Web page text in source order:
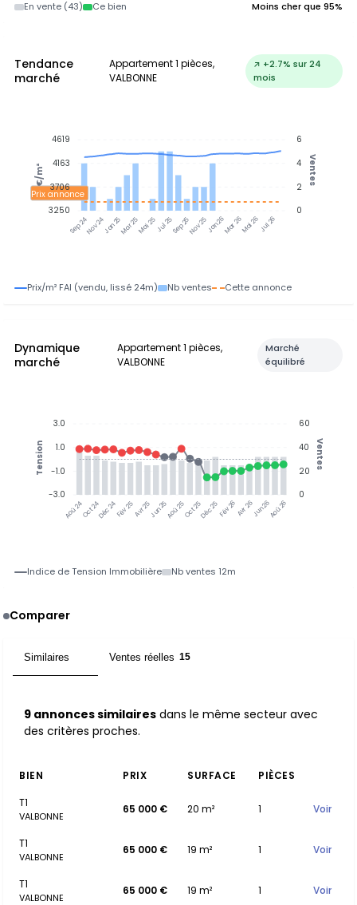
En vente (43) Ce bien Moins cher que 95%
Tendance
marché
Appartement 1 pièces,
VALBONNE
↗ +2.7% sur 24
mois
Sep 24Nov 24Jan 25Mar 25Mai 25Jul 25Sep 25Nov 25Jan 26Mar 26Mai 26Jul 26
Prix annonce
6
4
2
0
Ventes
4619
4163
3706
3250
€/m²
Prix/m² FAI (vendu, lissé 24m) Nb ventes Cette annonce
Dynamique
marché
Appartement 1 pièces,
VALBONNE
Marché
équilibré
Aoû 24Oct 24Déc 24Fév 25Avr 25Jun 25Aoû 25Oct 25Déc 25Fév 26Avr 26Jun 26Aoû 26
60
40
20
0
Ventes
3.0
1.0
-1.0
-3.0
Tension
Indice de Tension Immobilière Nb ventes 12m
Comparer
Similaires Ventes réelles 15
9 annonces similaires dans le même secteur avec
des critères proches.
BIEN PRIX SURFACE
PIÈCES
T1
VALBONNE
65 000 € 20 m² 1 Voir
T1
VALBONNE
65 000 € 19 m² 1 Voir
T1
VALBONNE
65 000 € 19 m² 1 Voir